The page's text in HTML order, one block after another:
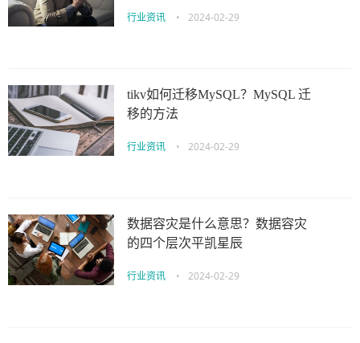
行业资讯 • 2024-02-29
tikv如何迁移MySQL？MySQL 迁
移的方法
行业资讯 • 2024-02-29
数据容灾是什么意思？数据容灾
的四个层次平凯星辰
行业资讯 • 2024-02-29